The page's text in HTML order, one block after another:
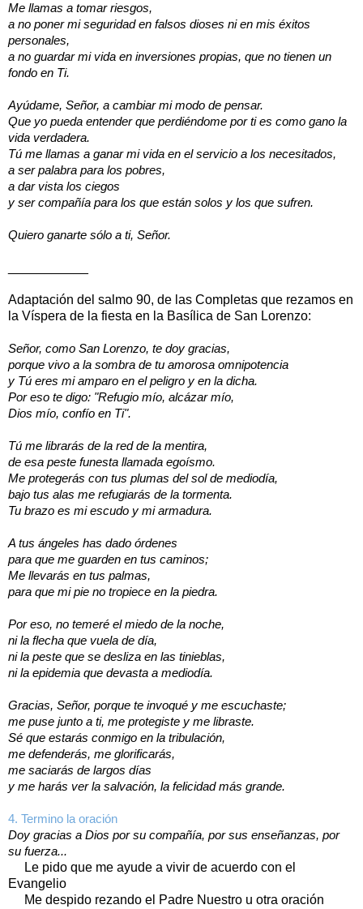
Me llamas a tomar riesgos,
a no poner mi seguridad en falsos dioses ni en mis éxitos
personales,
a no guardar mi vida en inversiones propias, que no tienen un
fondo en Ti.
Ayúdame, Señor, a cambiar mi modo de pensar.
Que yo pueda entender que perdiéndome por ti es como gano la
vida verdadera.
Tú me llamas a ganar mi vida en el servicio a los necesitados,
a ser palabra para los pobres,
a dar vista los ciegos
y ser compañía para los que están solos y los que sufren.
Quiero ganarte sólo a ti, Señor.
Adaptación del salmo 90, de las Completas que rezamos en
la Víspera de la fiesta en la Basílica de San Lorenzo:
Señor, como San Lorenzo, te doy gracias,
porque vivo a la sombra de tu amorosa omnipotencia
y Tú eres mi amparo en el peligro y en la dicha.
Por eso te digo: "Refugio mío, alcázar mío,
Dios mío, confío en Ti".
Tú me librarás de la red de la mentira,
de esa peste funesta llamada egoísmo.
Me protegerás con tus plumas del sol de mediodía,
bajo tus alas me refugiarás de la tormenta.
Tu brazo es mi escudo y mi armadura.
A tus ángeles has dado órdenes
para que me guarden en tus caminos;
Me llevarás en tus palmas,
para que mi pie no tropiece en la piedra.
Por eso, no temeré el miedo de la noche,
ni la flecha que vuela de día,
ni la peste que se desliza en las tinieblas,
ni la epidemia que devasta a mediodía.
Gracias, Señor, porque te invoqué y me escuchaste;
me puse junto a ti, me protegiste y me libraste.
Sé que estarás conmigo en la tribulación,
me defenderás, me glorificarás,
me saciarás de largos días
y me harás ver la salvación, la felicidad más grande.
4. Termino la oración
Doy gracias a Dios por su compañía, por sus enseñanzas, por
su fuerza...
Le pido que me ayude a vivir de acuerdo con el
Evangelio
Me despido rezando el Padre Nuestro u otra oración